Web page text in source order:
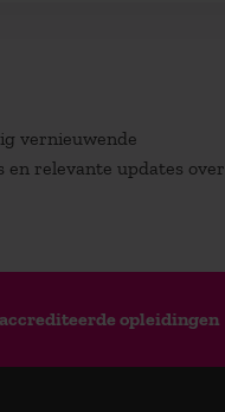
vernieuwende
en relevante updates over
opleidingen